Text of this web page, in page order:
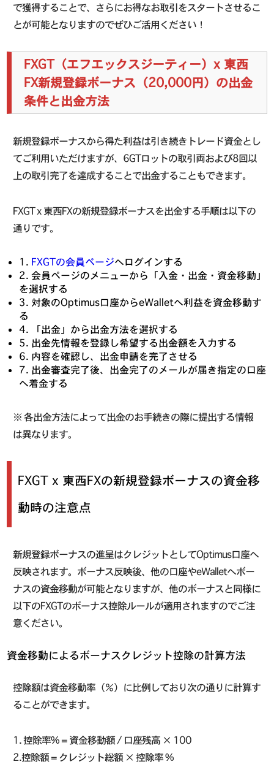
で獲得することで、さらにお得なお取引をスタートさせるこ
とが可能となりますのでぜひご活用ください！
FXGT（エフエックスジーティー）x 東西
FX新規登録ボーナス（20,000円）の出金
条件と出金方法
新規登録ボーナスから得た利益は引き続きトレード資金とし
てご利用いただけますが、6GTロットの取引両および8回以
上の取引完了を達成することで出金することもできます。
FXGT x 東西FXの新規登録ボーナスを出金する手順は以下の
通りです。
1. FXGTの会員ページへログインする
2. 会員ページのメニューから「入金・出金・資金移動」
を選択する
3. 対象のOptimus口座からeWalletへ利益を資金移動す
る
4. 「出金」から出金方法を選択する
5. 出金先情報を登録し希望する出金額を入力する
6. 内容を確認し、出金申請を完了させる
7. 出金審査完了後、出金完了のメールが届き指定の口座
へ着金する
※ 各出金方法によって出金のお手続きの際に提出する情報
は異なります。
FXGT x 東西FXの新規登録ボーナスの資金移
動時の注意点
新規登録ボーナスの進呈はクレジットとしてOptimus口座へ
反映されます。ボーナス反映後、他の口座やeWalletへボー
ナスの資金移動が可能となりますが、他のボーナスと同様に
以下のFXGTのボーナス控除ルールが適用されますのでご注
意ください。
資金移動によるボーナスクレジット控除の計算方法
控除額は資金移動率（％）に比例しており次の通りに計算す
ることができます。
1. 控除率% = 資金移動額 / 口座残高 × 100
2.控除額 = クレジット総額 × 控除率 %